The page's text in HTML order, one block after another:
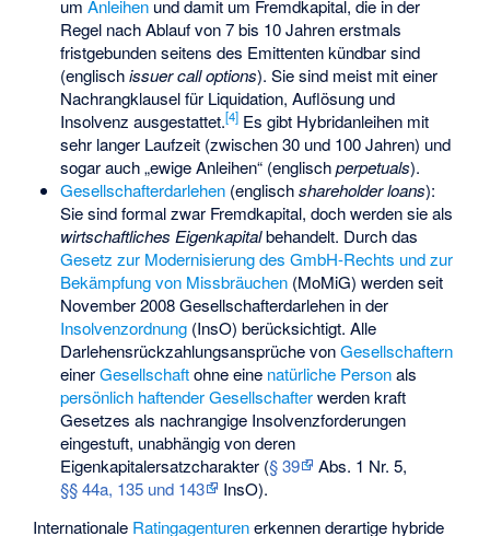
um Anleihenund damit um Fremdkapital, die in der
Regel nach Ablauf von 7 bis 10 Jahren erstmals
fristgebunden seitens des Emittenten kündbar sind
(englischissuer call options). Sie sind meist mit einer
Nachrangklausel für Liquidation, Auflösung und
Insolvenz ausgestattet.[4]Es gibt Hybridanleihen mit
sehr langer Laufzeit (zwischen 30 und 100 Jahren) und
sogar auch „ewige Anleihen“ (englischperpetuals).
Gesellschafterdarlehen(englischshareholder loans):
Sie sind formal zwar Fremdkapital, doch werden sie als
wirtschaftliches Eigenkapitalbehandelt. Durch das
Gesetz zur Modernisierung des GmbH-Rechts und zur
Bekämpfung von Missbräuchen(MoMiG) werden seit
November 2008 Gesellschafterdarlehen in der
Insolvenzordnung(InsO) berücksichtigt. Alle
Darlehensrückzahlungsansprüche vonGesellschaftern
einerGesellschaftohne eine natürliche Personals
persönlich haftender Gesellschafterwerden kraft
Gesetzes als nachrangige Insolvenzforderungen
eingestuft, unabhängig von deren
Eigenkapitalersatzcharakter (§ 39
Abs. 1 Nr. 5,
§§ 44a, 135 und 143
InsO).
Internationale Ratingagenturenerkennen derartige hybride